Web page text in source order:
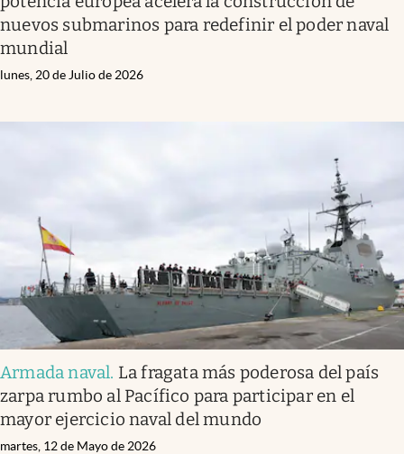
nuevos submarinos para redefinir el poder naval
mundial
lunes, 20 de Julio de 2026
Armada naval. La fragata más poderosa del país
zarpa rumbo al Pacífico para participar en el
mayor ejercicio naval del mundo
martes, 12 de Mayo de 2026